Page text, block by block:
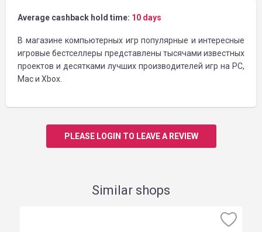
Average cashback hold time: 10 days
В магазине компьютерных игр популярные и интересные
игровые бестселлеры представлены тысячами известных
проектов и десятками лучших производителей игр на PC,
Mac и Xbox.
PLEASE LOGIN TO LEAVE A REVIEW
Similar shops